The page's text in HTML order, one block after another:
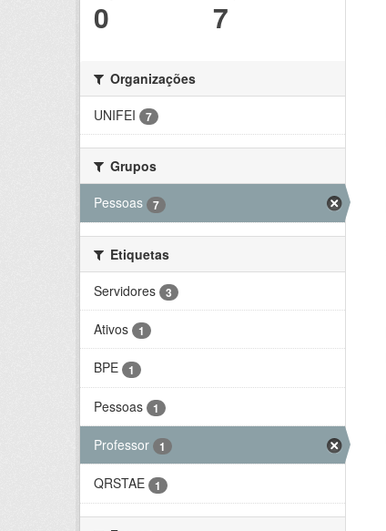
0 7
Organizações
UNIFEI
7
Grupos
Pessoas
7
Etiquetas
Servidores
3
Ativos 1
BPE 1
Pessoas 1
Professor 1
QRSTAE 1